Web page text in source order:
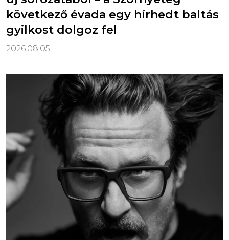
következő évada egy hírhedt baltás
gyilkost dolgoz fel
2026.08.05.